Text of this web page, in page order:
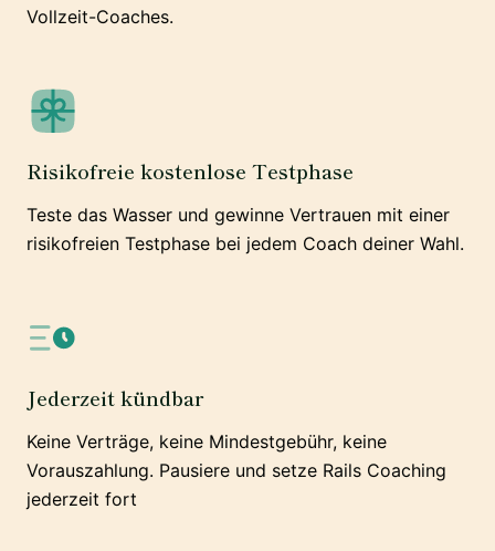
Vollzeit-Coaches.
Risikofreie kostenlose Testphase
Teste das Wasser und gewinne Vertrauen mit einer
risikofreien Testphase bei jedem Coach deiner Wahl.
Jederzeit kündbar
Keine Verträge, keine Mindestgebühr, keine
Vorauszahlung. Pausiere und setze Rails Coaching
jederzeit fort